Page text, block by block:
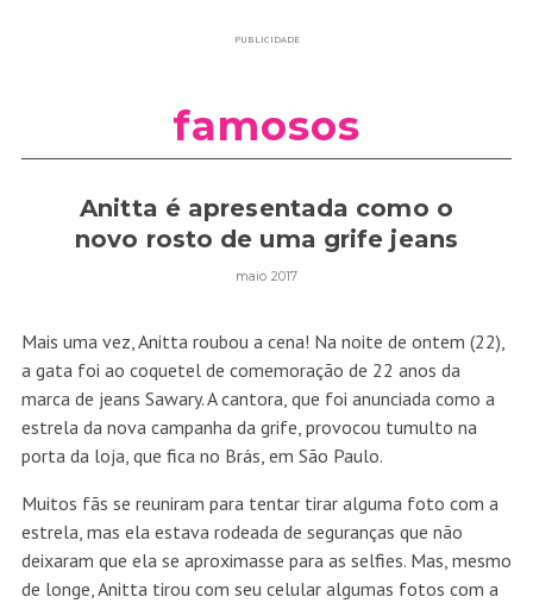
PUBLICIDADE
famosos
Anitta é apresentada como o
novo rosto de uma grife jeans
maio 2017
Mais uma vez, Anitta roubou a cena! Na noite de ontem (22),
a gata foi ao coquetel de comemoração de 22 anos da
marca de jeans Sawary. A cantora, que foi anunciada como a
estrela da nova campanha da grife, provocou tumulto na
porta da loja, que fica no Brás, em São Paulo.
Muitos fãs se reuniram para tentar tirar alguma foto com a
estrela, mas ela estava rodeada de seguranças que não
deixaram que ela se aproximasse para as selfies. Mas, mesmo
de longe, Anitta tirou com seu celular algumas fotos com a